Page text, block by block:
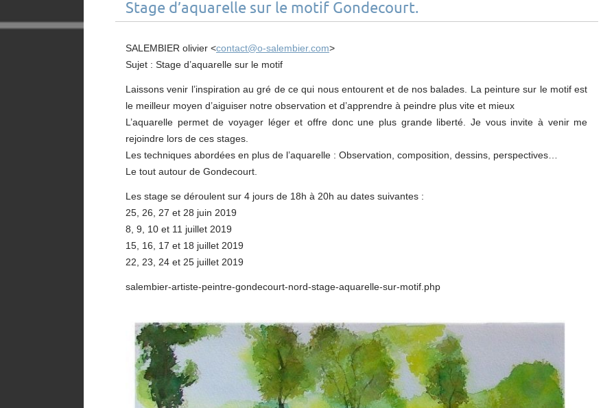
Stage d’aquarelle sur le motif Gondecourt.
SALEMBIER olivier <contact@o-salembier.com>
Sujet : Stage d’aquarelle sur le motif
Laissons venir l’inspiration au gré de ce qui nous entourent et de nos balades. La peinture sur le motif est
le meilleur moyen d’aiguiser notre observation et d’apprendre à peindre plus vite et mieux
L’aquarelle permet de voyager léger et offre donc une plus grande liberté. Je vous invite à venir me
rejoindre lors de ces stages.
Les techniques abordées en plus de l’aquarelle : Observation, composition, dessins, perspectives…
Le tout autour de Gondecourt.
Les stage se déroulent sur 4 jours de 18h à 20h au dates suivantes :
25, 26, 27 et 28 juin 2019
8, 9, 10 et 11 juillet 2019
15, 16, 17 et 18 juillet 2019
22, 23, 24 et 25 juillet 2019
salembier-artiste-peintre-gondecourt-nord-stage-aquarelle-sur-motif.php